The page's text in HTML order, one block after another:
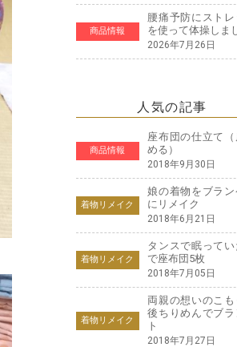
商品情報
腰痛予防にストレ
を使って体操しま
2026年7月26日
人気の記事
商品情報
座布団の仕立て
める）
2018年9月30日
着物リメイク
娘の着物をブラン
にリメイク
2018年6月21日
着物リメイク
タンスで眠ってい
で座布団5枚
2018年7月05日
着物リメイク
両親の想いのこ
後ちりめんでブラ
ト
2018年7月27日